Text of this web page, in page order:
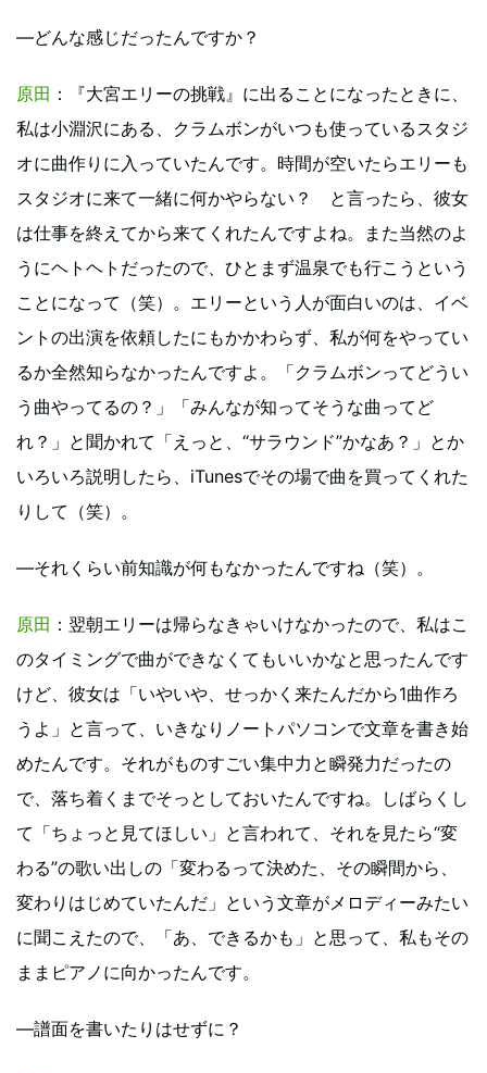
―どんな感じだったんですか？
原田 ：『大宮エリーの挑戦』に出ることになったときに、
私は小淵沢にある、クラムボンがいつも使っているスタジ
オに曲作りに入っていたんです。時間が空いたらエリーも
スタジオに来て一緒に何かやらない？ と言ったら、彼女
は仕事を終えてから来てくれたんですよね。また当然のよ
うにヘトヘトだったので、ひとまず温泉でも行こうという
ことになって（笑）。エリーという人が面白いのは、イベ
ントの出演を依頼したにもかかわらず、私が何をやってい
るか全然知らなかったんですよ。「クラムボンってどうい
う曲やってるの？」「みんなが知ってそうな曲ってど
れ？」と聞かれて「えっと、“サラウンド”かなあ？」とか
いろいろ説明したら、iTunesでその場で曲を買ってくれた
りして（笑）。
―それくらい前知識が何もなかったんですね（笑）。
原田 ：翌朝エリーは帰らなきゃいけなかったので、私はこ
のタイミングで曲ができなくてもいいかなと思ったんです
けど、彼女は「いやいや、せっかく来たんだから1曲作ろ
うよ」と言って、いきなりノートパソコンで文章を書き始
めたんです。それがものすごい集中力と瞬発力だったの
で、落ち着くまでそっとしておいたんですね。しばらくし
て「ちょっと見てほしい」と言われて、それを見たら“変
わる”の歌い出しの「変わるって決めた、その瞬間から、
変わりはじめていたんだ」という文章がメロディーみたい
に聞こえたので、「あ、できるかも」と思って、私もその
ままピアノに向かったんです。
―譜面を書いたりはせずに？